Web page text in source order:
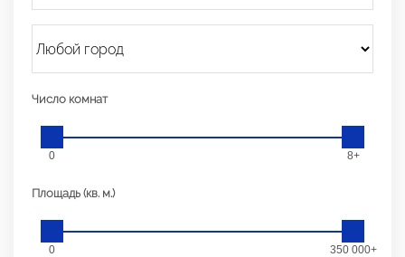
Число комнат
0 8+
Площадь (кв. м.)
0 350 000+